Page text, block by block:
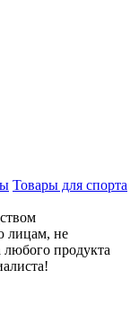
Товары для спорта
лицам, не
продукта